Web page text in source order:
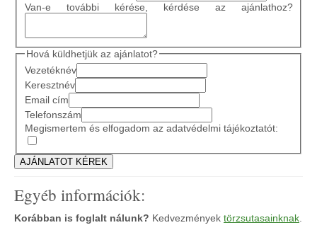
Van-e további kérése, kérdése az ajánlathoz?
Hová küldhetjük az ajánlatot?
Vezetéknév
Keresztnév
Email cím
Telefonszám
Megismertem és elfogadom az adatvédelmi tájékoztatót:
Egyéb információk:
Korábban is foglalt nálunk? Kedvezmények törzsutasainknak.